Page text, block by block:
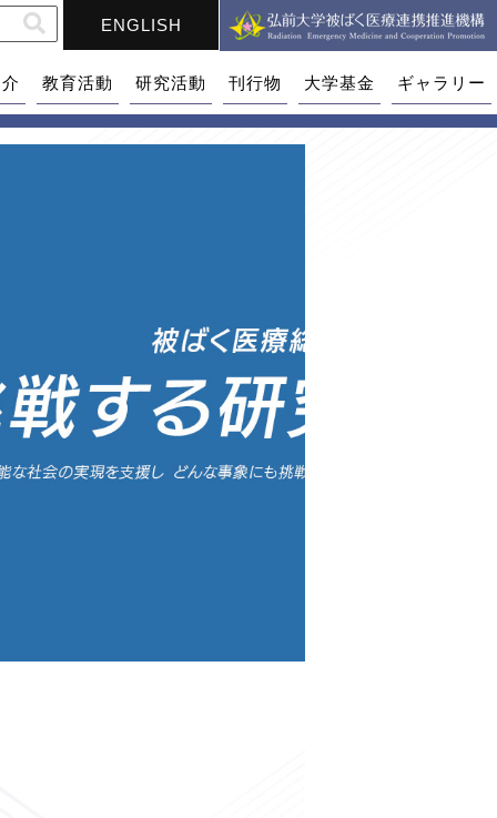
ENGLISH
教育活動 研究活動 刊行物 大学基金 ギャラリー